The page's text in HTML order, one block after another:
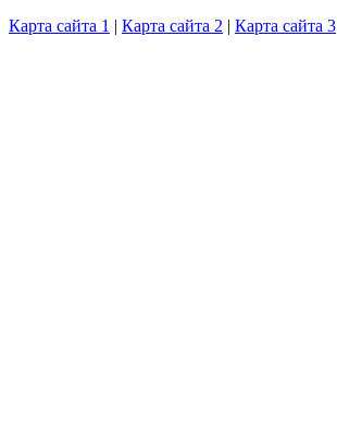
Карта сайта 1 | Карта сайта 2 | Карта сайта 3